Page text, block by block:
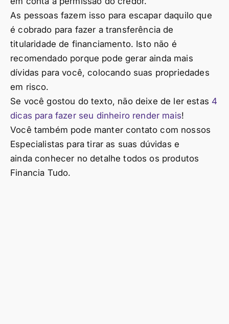
As pessoas fazem isso para escapar daquilo que
é cobrado para fazer a transferência de
titularidade de financiamento. Isto não é
recomendado porque pode gerar ainda mais
dívidas para você, colocando suas propriedades
em risco.
Se você gostou do texto, não deixe de ler estas4
dicas para fazer seu dinheiro render mais!
Você também pode manter contato com nossos
Especialistas para tirar as suas dúvidas e
ainda conhecer no detalhe todos os produtos
Financia Tudo.